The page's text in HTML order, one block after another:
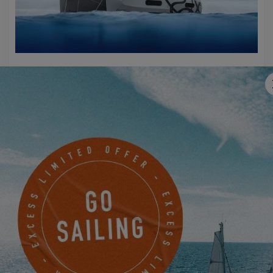
EXCESS 11
PIDA UNA CITA
CONTACTE CON UN AGENTE
EXCESS
BLUENOSE YACHTS, L.P